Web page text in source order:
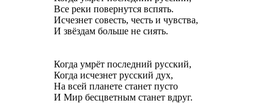
Все реки повернутся вспять.
Исчезнет совесть, честь и чувства,
И звёздам больше не сиять.
Когда умрёт последний русский,
Когда исчезнет русский дух,
На всей планете станет пусто
И Мир бесцветным станет вдруг.